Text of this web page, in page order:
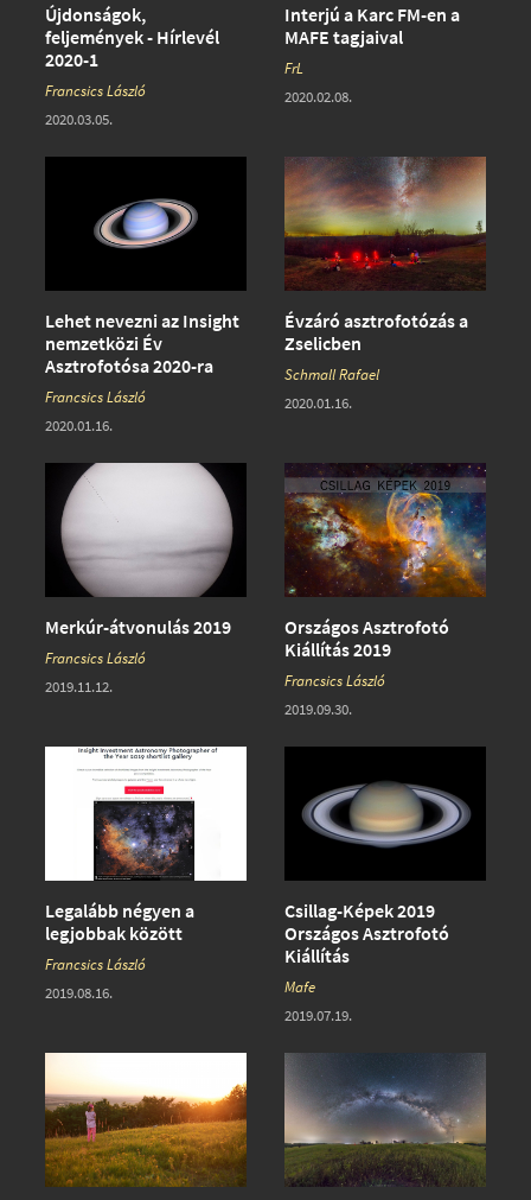
Újdonságok,
feljemények - Hírlevél
2020-1
Francsics László
2020.03.05.
Interjú a Karc FM-en a
MAFE tagjaival
FrL
2020.02.08.
Lehet nevezni az Insight
nemzetközi Év
Asztrofotósa 2020-ra
Francsics László
2020.01.16.
Évzáró asztrofotózás a
Zselicben
Schmall Rafael
2020.01.16.
Merkúr-átvonulás 2019
Francsics László
2019.11.12.
Országos Asztrofotó
Kiállítás 2019
Francsics László
2019.09.30.
Legalább négyen a
legjobbak között
Francsics László
2019.08.16.
Csillag-Képek 2019
Országos Asztrofotó
Kiállítás
Mafe
2019.07.19.